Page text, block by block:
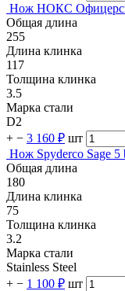
Нож НОКС
Общая длина
255
Длина клинка
117
Толщина клинка
3.5
Марка стали
D2
+ − 3 160 ₽ шт
Нож Spyderco Sage 5
Общая длина
180
Длина клинка
75
Толщина клинка
3.2
Марка стали
Stainless Steel
+ − 1 100 ₽ шт